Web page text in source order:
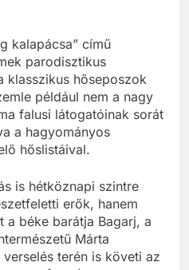
kalapácsa” című
parodisztikus
klasszikus hőseposzok
például nem a nagy
falusi látogatóinak sorát
a hagyományos
hőslistáival.
is hétköznapi szintre
erők, hanem
a béke barátja Bagarj, a
Márta
terén is követi az